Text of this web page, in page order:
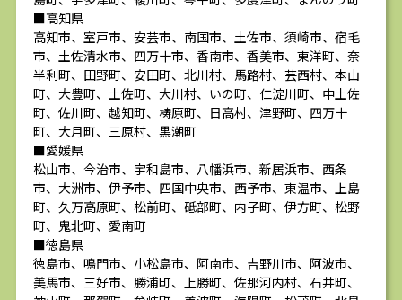
■高知県
高知市、室戸市、安芸市、南国市、土佐市、須崎市、宿毛
市、土佐清水市、四万十市、香南市、香美市、東洋町、奈
半利町、田野町、安田町、北川村、馬路村、芸西村、本山
町、大豊町、土佐町、大川村、いの町、仁淀川町、中土佐
町、佐川町、越知町、梼原町、日高村、津野町、四万十
町、大月町、三原村、黒潮町
■愛媛県
松山市、今治市、宇和島市、八幡浜市、新居浜市、西条
市、大洲市、伊予市、四国中央市、西予市、東温市、上島
町、久万高原町、松前町、砥部町、内子町、伊方町、松野
町、鬼北町、愛南町
■徳島県
徳島市、鳴門市、小松島市、阿南市、吉野川市、阿波市、
美馬市、三好市、勝浦町、上勝町、佐那河内村、石井町、